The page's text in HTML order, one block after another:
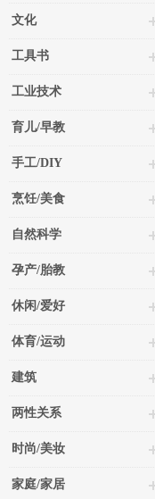
文化
工具书
工业技术
育儿/早教
手工/DIY
烹饪/美食
自然科学
孕产/胎教
休闲/爱好
体育/运动
建筑
两性关系
时尚/美妆
家庭/家居